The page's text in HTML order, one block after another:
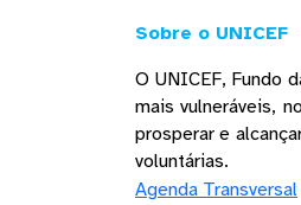
Sobre o UNICEF
O UNICEF, Fundo
mais vulneráveis,
prosperar e
voluntárias.
Agenda Transversal